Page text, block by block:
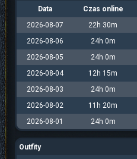
Data
Czas online
2026-08-07
22h 30m
2026-08-06
24h 0m
2026-08-05
24h 0m
2026-08-04
12h 15m
2026-08-03
24h 0m
2026-08-02
11h 20m
2026-08-01
24h 0m
Outfity